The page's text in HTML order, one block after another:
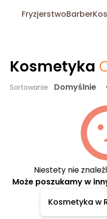
FryzjerstwoBarber
Kosmetyka
Sortowanie Domyślnie
Niestety nie
Może poszukamy w
Kosmetyka w